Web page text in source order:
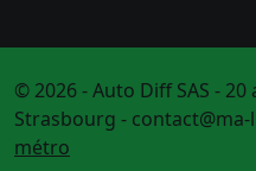
© 2026 - Auto Diff SAS -
Strasbourg -
métro